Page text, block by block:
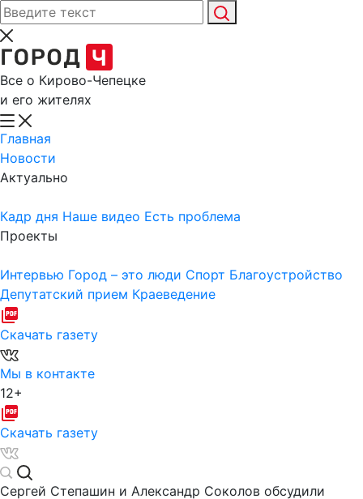
Все о Кирово-Чепецке
и его жителях
Главная
Новости
Актуально
Кадр дня Наше видео Есть проблема
Проекты
Интервью Город – это люди Спорт Благоустройство
Депутатский прием Краеведение
Скачать газету
Мы в контакте
12+
Скачать газету
Сергей Степашин и Александр Соколов обсудили